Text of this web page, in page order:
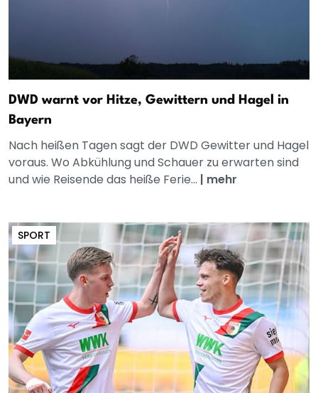
DWD warnt vor Hitze, Gewittern und Hagel in
Bayern
Nach heißen Tagen sagt der DWD Gewitter und Hagel
voraus. Wo Abkühlung und Schauer zu erwarten sind
und wie Reisende das heiße Ferie... | mehr
SPORT